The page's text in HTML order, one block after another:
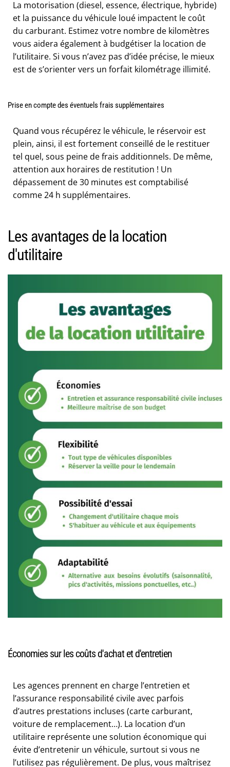
La motorisation (diesel, essence, électrique, hybride)
et la puissance du véhicule loué impactent le coût
du carburant. Estimez votre nombre de kilomètres
vous aidera également à budgétiser la location de
l’utilitaire. Si vous n’avez pas d’idée précise, le mieux
est de s’orienter vers un forfait kilométrage illimité.
Prise en compte des éventuels frais supplémentaires
Quand vous récupérez le véhicule, le réservoir est
plein, ainsi, il est fortement conseillé de le restituer
tel quel, sous peine de frais additionnels. De même,
attention aux horaires de restitution ! Un
dépassement de 30 minutes est comptabilisé
comme 24 h supplémentaires.
Les avantages de la location
d'utilitaire
Économies sur les coûts d'achat et d'entretien
Les agences prennent en charge l’entretien et
l’assurance responsabilité civile avec parfois
d’autres prestations incluses (carte carburant,
voiture de remplacement…). La location d’un
utilitaire représente une solution économique qui
évite d’entretenir un véhicule, surtout si vous ne
l’utilisez pas régulièrement. De plus, vous maîtrisez